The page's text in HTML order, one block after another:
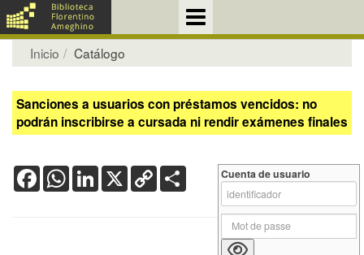
Inicio Catálogo
Sanciones a usuarios con préstamos vencidos: no
podrán inscribirse a cursada ni rendir exámenes finales
FacebookWhatsApp
LinkedIn
X Copy
Link
Cuenta de usuario